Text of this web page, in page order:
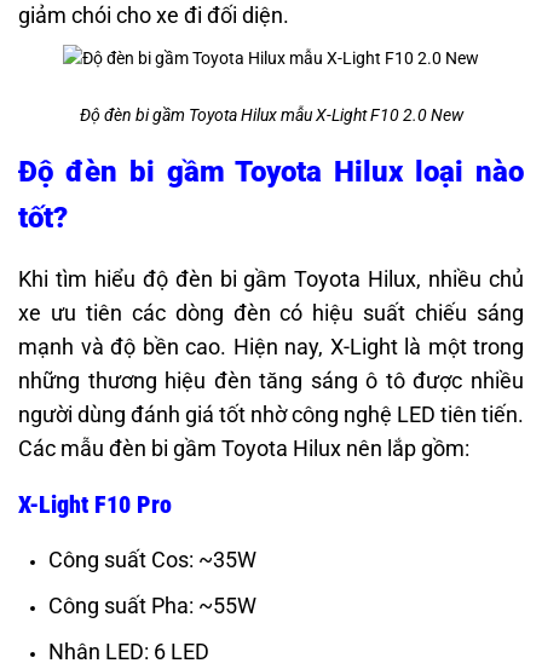
giảm chói cho xe đi đối diện.
Độ đèn bi gầm Toyota Hilux mẫu X-Light F10 2.0 New
Độ đèn bi gầm Toyota Hilux loại nào
tốt?
Khi tìm hiểu độ đèn bi gầm Toyota Hilux, nhiều chủ
xe ưu tiên các dòng đèn có hiệu suất chiếu sáng
mạnh và độ bền cao. Hiện nay, X-Light là một trong
những thương hiệu đèn tăng sáng ô tô được nhiều
người dùng đánh giá tốt nhờ công nghệ LED tiên tiến.
Các mẫu đèn bi gầm Toyota Hilux nên lắp gồm:
X-Light F10 Pro
Công suất Cos: ~35W
Công suất Pha: ~55W
Nhân LED: 6 LED